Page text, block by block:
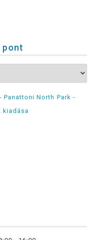
pont
Panattoni North Park -
kiadása